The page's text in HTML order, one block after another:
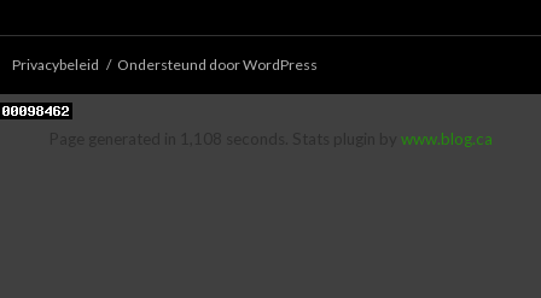
Privacybeleid Ondersteund door WordPress
www.blog.ca